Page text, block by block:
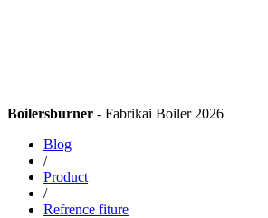
Boilersburner - Fabrikai Boiler 2026
Blog
/
Product
/
Refrence fiture